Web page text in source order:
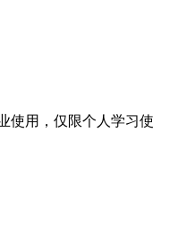
使用，仅限个人学习使